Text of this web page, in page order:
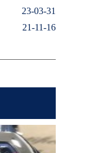
23-03-31
21-11-16